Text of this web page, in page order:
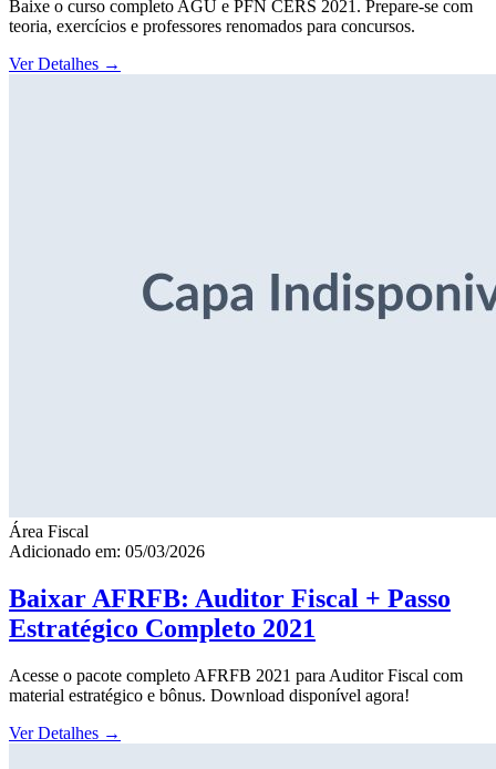
Baixe o curso completo AGU e PFN CERS 2021. Prepare-se com
teoria, exercícios e professores renomados para concursos.
Ver Detalhes →
Área Fiscal
Adicionado em: 05/03/2026
Baixar AFRFB: Auditor Fiscal + Passo
Estratégico Completo 2021
Acesse o pacote completo AFRFB 2021 para Auditor Fiscal com
material estratégico e bônus. Download disponível agora!
Ver Detalhes →